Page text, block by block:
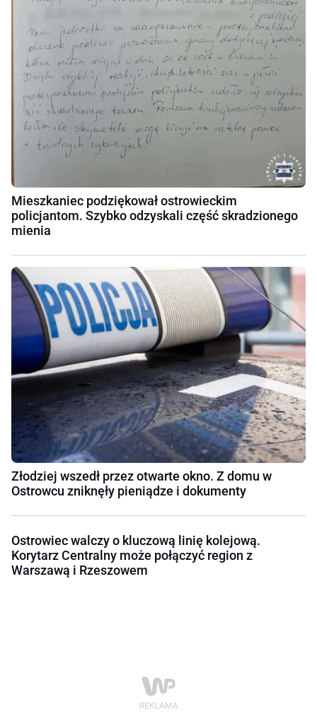
Mieszkaniec podziękował ostrowieckim
policjantom. Szybko odzyskali część skradzionego
mienia
Złodziej wszedł przez otwarte okno. Z domu w
Ostrowcu zniknęły pieniądze i dokumenty
Ostrowiec walczy o kluczową linię kolejową.
Korytarz Centralny może połączyć region z
Warszawą i Rzeszowem